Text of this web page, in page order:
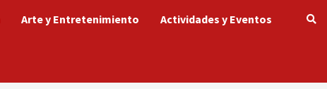
Arte y Entretenimiento Actividades y Eventos